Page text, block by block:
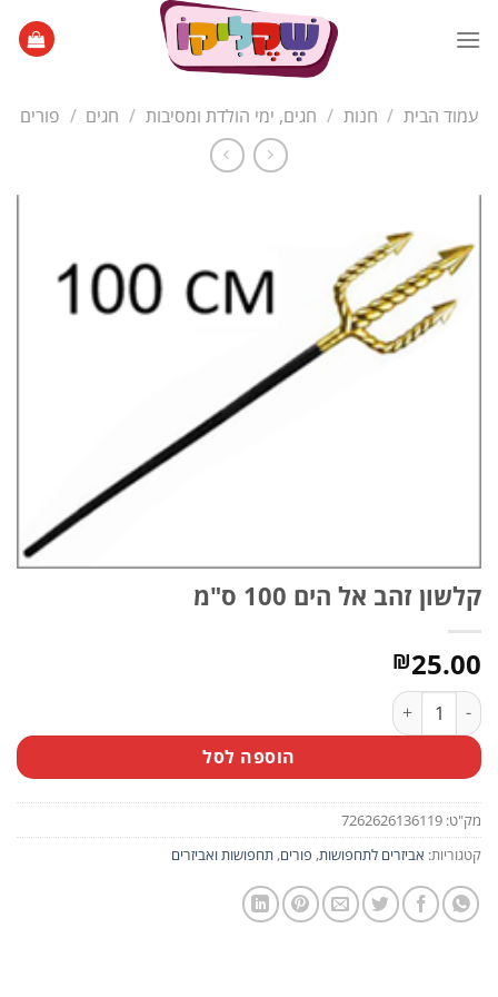
עמוד הבית / חנות / חגים, ימי הולדת ומסיבות / חגים / פורים
קלשון זהב אל הים 100 ס"מ
₪25.00
כמות של קלשון זהב אל הים 100 ס"מ
הוספה לסל
מק"ט: 7262626136119
קטגוריות: אביזרים לתחפושות, פורים, תחפושות ואביזרים